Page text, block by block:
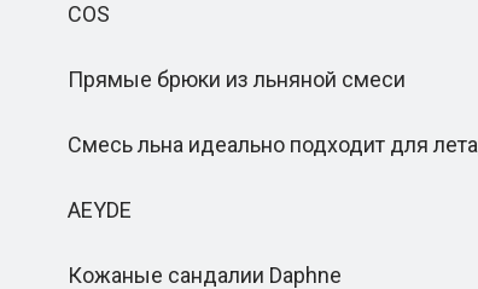
COS
Прямые брюки из льняной смеси
Смесь льна идеально подходит для
AEYDE
Кожаные сандалии Daphne